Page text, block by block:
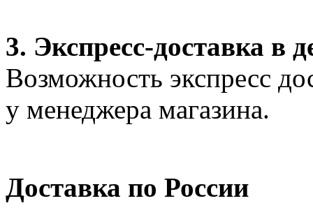
3. Экспресс-доставка в
Возможность экспресс
у менеджера магазина.
Доставка по России